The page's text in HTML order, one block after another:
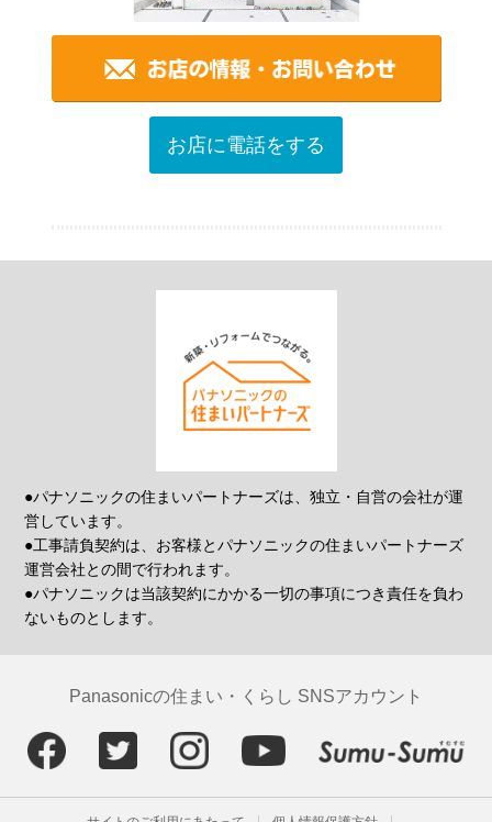
お店に電話をする
●パナソニックの住まいパートナーズは、独立・自営の会社が運
営しています。
●工事請負契約は、お客様とパナソニックの住まいパートナーズ
運営会社との間で行われます。
●パナソニックは当該契約にかかる一切の事項につき責任を負わ
ないものとします。
Panasonicの住まい・くらし SNSアカウント